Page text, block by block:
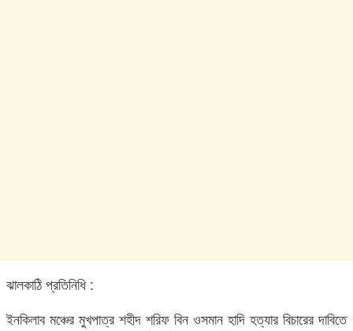
ঝালকাঠি প্রতিনিধি :
ইনকিলাব মঞ্চের মুখপাত্র শহীদ শরিফ বিন ওসমান হাদি হত্যার বিচারের দাবিতে